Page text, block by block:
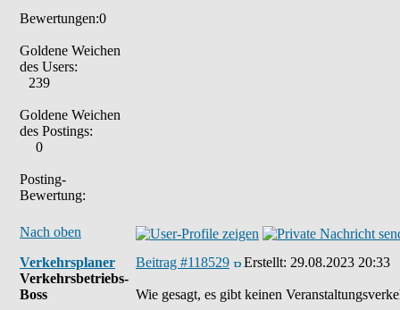
Bewertungen:0
Goldene Weichen
des Users:
239
Goldene Weichen
des Postings:
0
Posting-
Bewertung:
Nach oben
Verkehrsplaner
Verkehrsbetriebs-
Boss
Beitrag #118529 Erstellt: 29.08.2023 20:33
Wie gesagt, es gibt keinen